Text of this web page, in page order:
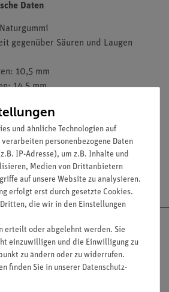
Daten
gegenüber Säuren und Laugen
10,5 mm
14,5 mm
7 mm
ab 300,- €
Nach oben
und ähnliche Technologien auf
personenbezogene Daten
IP-Adresse), um z.B. Inhalte und
Medien von Drittanbietern
auf unsere Website zu analysieren.
erfolgt erst durch gesetzte Cookies.
die wir in den Einstellungen
erteilt oder abgelehnt werden. Sie
einzuwilligen und die Einwilligung zu
zu ändern oder zu widerrufen.
finden Sie in unserer Daten­schutz­